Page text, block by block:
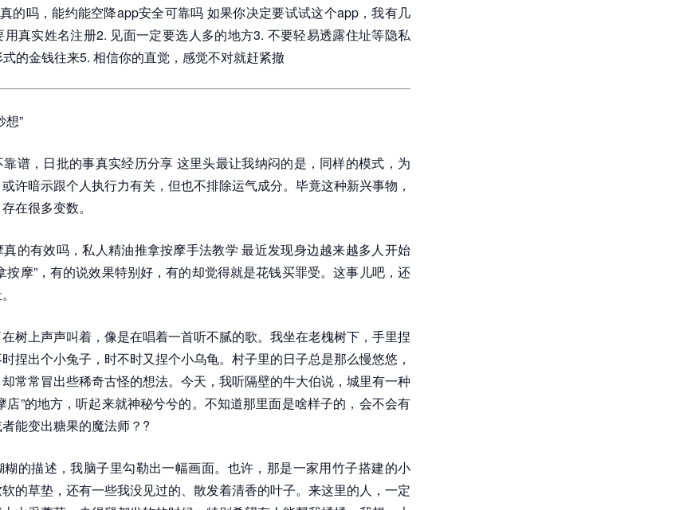
的吗，能约能空降app安全可靠吗 如果你决定要试试这个app，我有几
真实姓名注册2. 见面一定要选人多的地方3. 不要轻易透露住址等隐私
的金钱往来5. 相信你的直觉，感觉不对就赶紧撤
想”
谱，日批的事真实经历分享 这里头最让我纳闷的是，同样的模式，为
许暗示跟个人执行力有关，但也不排除运气成分。毕竟这种新兴事物，
在很多变数。
的有效吗，私人精油推拿按摩手法教学 最近发现身边越来越多人开始
按摩”，有的说效果特别好，有的却觉得就是花钱买罪受。这事儿吧，还
树上声声叫着，像是在唱着一首听不腻的歌。我坐在老槐树下，手里捏
捏出个小兔子，时不时又捏个小乌龟。村子里的日子总是那么慢悠悠，
常常冒出些稀奇古怪的想法。今天，我听隔壁的牛大伯说，城里有一种
店”的地方，听起来就神秘兮兮的。不知道那里面是啥样子的，会不会有
能变出糖果的魔法师？?
的描述，我脑子里勾勒出一幅画面。也许，那是一家用竹子搭建的小
的草垫，还有一些我没见过的、散发着清香的叶子。来这里的人，一定